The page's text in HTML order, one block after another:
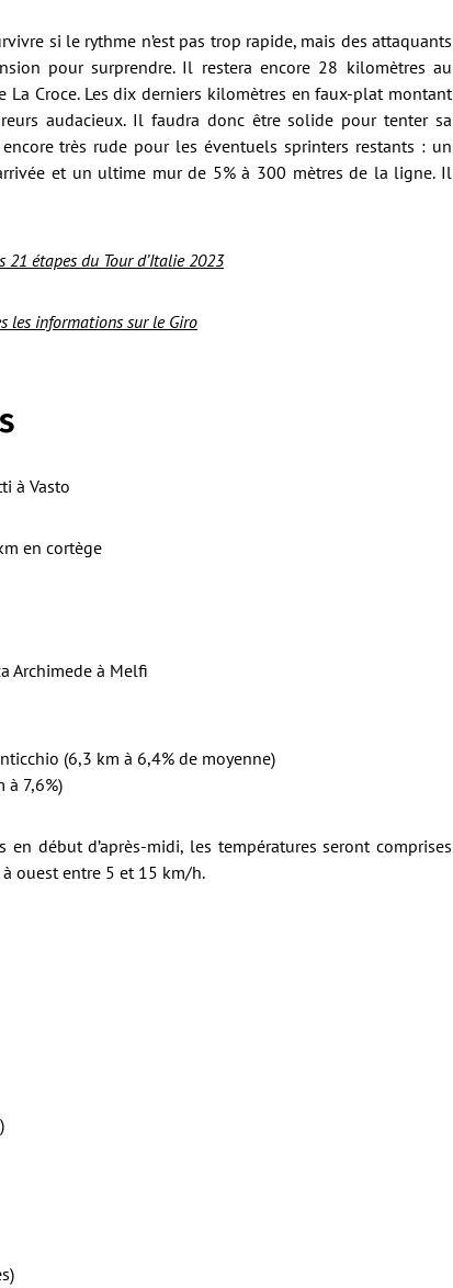
si le rythme n’est pas trop rapide, mais des attaquants
pour surprendre. Il restera encore 28 kilomètres au
La Croce. Les dix derniers kilomètres en faux-plat montant
audacieux. Il faudra donc être solide pour tenter sa
très rude pour les éventuels sprinters restants : un
et un ultime mur de 5% à 300 mètres de la ligne. Il
étapes du Tour d’Italie 2023
les informations sur le Giro
à Vasto
en cortège
Archimede à Melfi
(6,3 km à 6,4% de moyenne)
à 7,6%)
en début d’après-midi, les températures seront comprises
ouest entre 5 et 15 km/h.